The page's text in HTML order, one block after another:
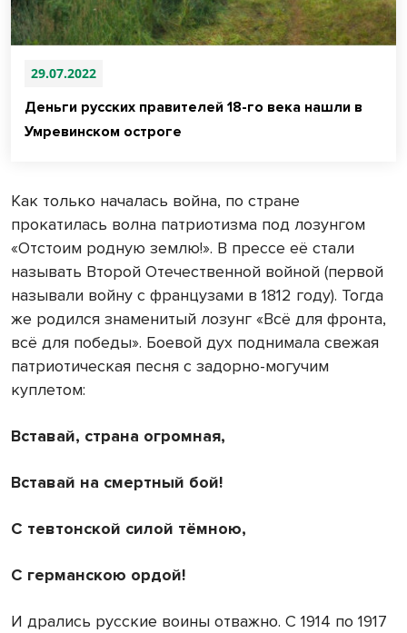
29.07.2022
Деньги русских правителей 18-го века нашли в
Умревинском остроге
Как только началась война, по стране
прокатилась волна патриотизма под лозунгом
«Отстоим родную землю!». В прессе её стали
называть Второй Отечественной войной (первой
называли войну с французами в 1812 году). Тогда
же родился знаменитый лозунг «Всё для фронта,
всё для победы». Боевой дух поднимала свежая
патриотическая песня с задорно-могучим
куплетом:
Вставай, страна огромная,
Вставай на смертный бой!
С тевтонской силой тёмною,
С германскою ордой!
И дрались русские воины отважно. С 1914 по 1917